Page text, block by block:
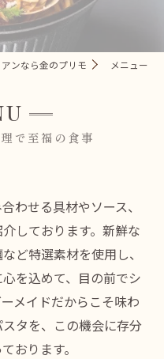
ンなら金のプリモ メニュー
で至福の食事
わせる具材やソース、
しております。新鮮な
ど特選素材を使用し、
を込めて、目の前でシ
メイドだからこそ味わ
タを、この機会に存分
おります。